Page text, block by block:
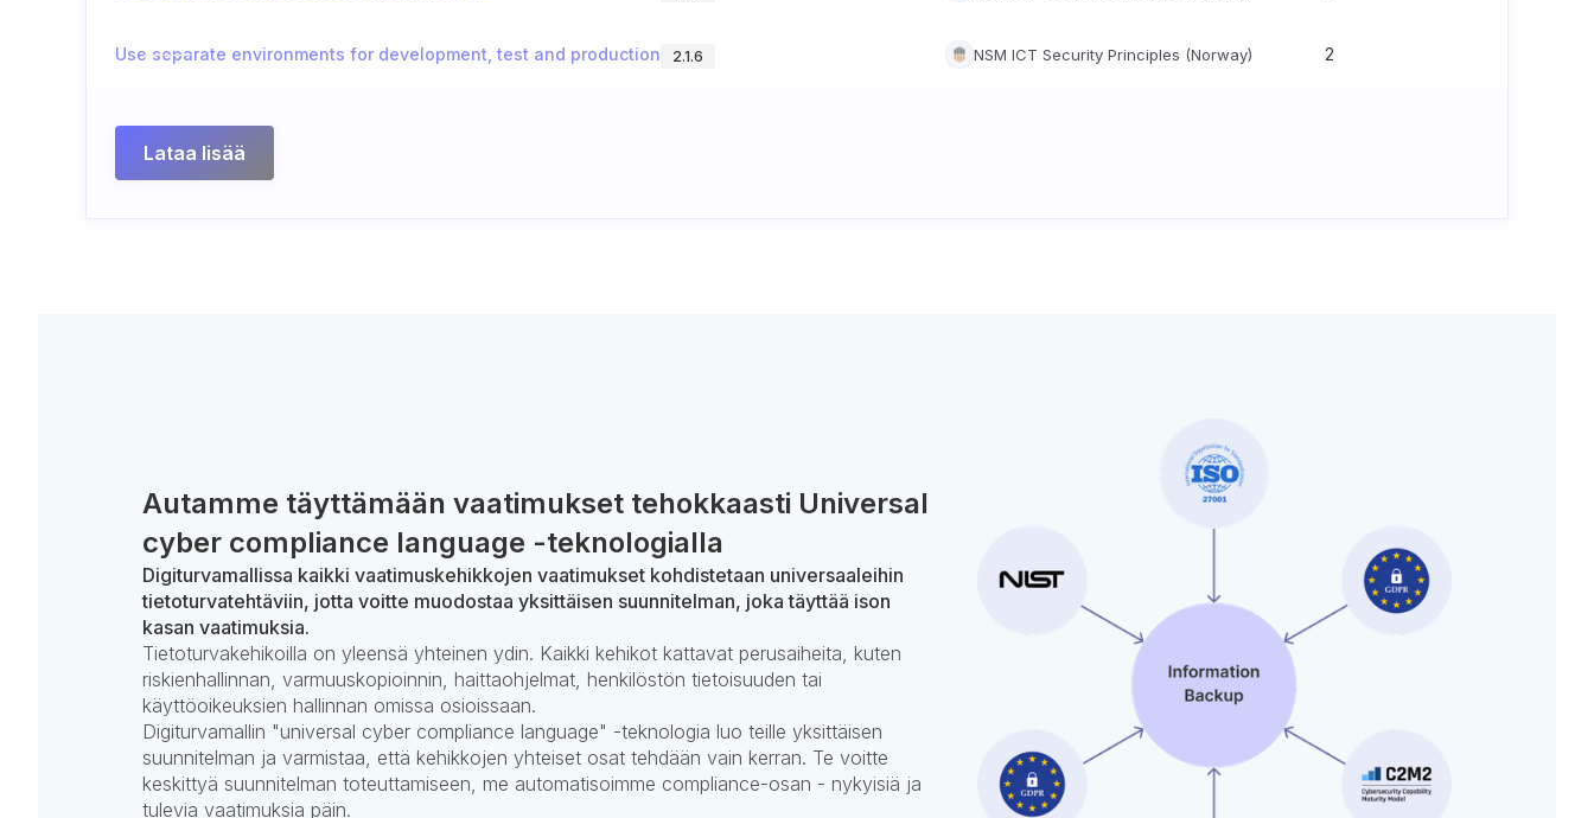
Use separate environments for development, test and production 2.1.6 NSM ICT Security Principles (Norway) 2
Lataa lisää
Autamme täyttämään vaatimukset tehokkaasti Universal
cyber compliance language -teknologialla
Digiturvamallissa kaikki vaatimuskehikkojen vaatimukset kohdistetaan universaaleihin
tietoturvatehtäviin, jotta voitte muodostaa yksittäisen suunnitelman, joka täyttää ison
kasan vaatimuksia.
Tietoturvakehikoilla on yleensä yhteinen ydin. Kaikki kehikot kattavat perusaiheita, kuten
riskienhallinnan, varmuuskopioinnin, haittaohjelmat, henkilöstön tietoisuuden tai
käyttöoikeuksien hallinnan omissa osioissaan.
Digiturvamallin "universal cyber compliance language" -teknologia luo teille yksittäisen
suunnitelman ja varmistaa, että kehikkojen yhteiset osat tehdään vain kerran. Te voitte
keskittyä suunnitelman toteuttamiseen, me automatisoimme compliance-osan - nykyisiä ja
tulevia vaatimuksia päin.